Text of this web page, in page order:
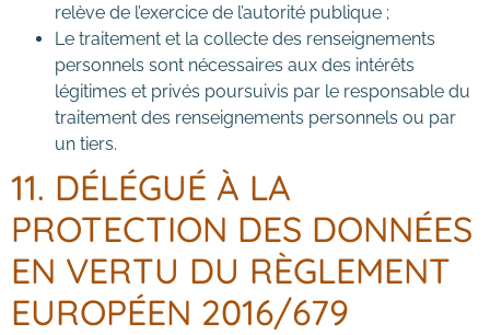
relève de l’exercice de l’autorité publique ;
Le traitement et la collecte des renseignements
personnels sont nécessaires aux des intérêts
légitimes et privés poursuivis par le responsable du
traitement des renseignements personnels ou par
un tiers.
11. DÉLÉGUÉ À LA
PROTECTION DES DONNÉES
EN VERTU DU RÈGLEMENT
EUROPÉEN 2016/679